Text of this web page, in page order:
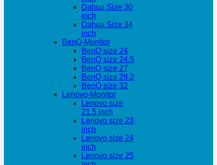
Dahua Size 30
inch
Dahua Size 34
inch
BenQ-Monitor
BenQ size 24
BenQ size 24.5
BenQ size 27
BenQ size 28.2
BenQ size 32
Lenovo-Monitor
Lenovo size
21.5 inch
Lenovo size 23
inch
Lenovo size 24
inch
Lenovo size 25